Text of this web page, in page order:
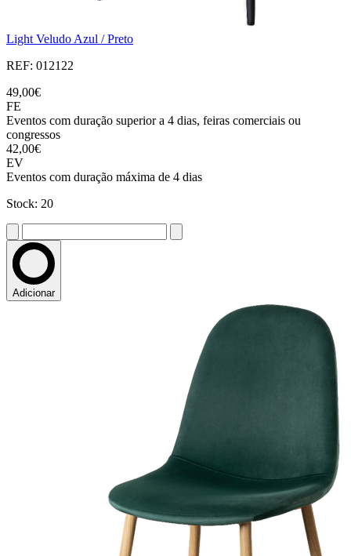
Light Veludo Azul / Preto
REF: 012122
49,00€
FE
Eventos com duração superior a 4 dias, feiras comerciais ou
congressos
42,00€
EV
Eventos com duração máxima de 4 dias
Stock: 20
Adicionar